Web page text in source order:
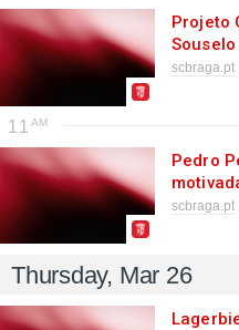
Projeto
Souselo
scbraga.pt
11
Pedro
scbraga.pt
Thursday, Mar 26